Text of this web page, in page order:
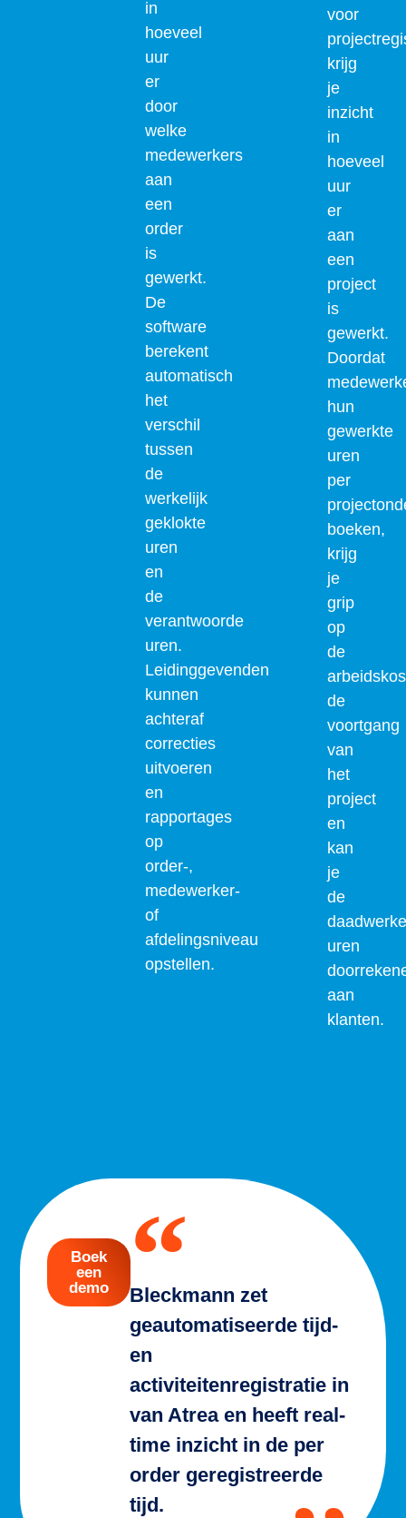
in
hoeveel
uur
er
door
welke
medewerkers
aan
een
order
is
gewerkt.
De
software
berekent
automatisch
het
verschil
tussen
de
werkelijk
geklokte
uren
en
de
verantwoorde
uren.
Leidinggevenden
kunnen
achteraf
correcties
uitvoeren
en
rapportages
op
order-,
medewerker-
of
afdelingsniveau
opstellen.
voor
krijg
je
inzicht
in
hoeveel
uur
er
aan
een
project
is
gewerkt.
Doordat
hun
gewerkte
uren
per
boeken,
krijg
je
grip
op
de
de
voortgang
van
het
project
en
kan
je
de
uren
aan
klanten.
Boek
een
demo
Bleckmann zet
geautomatiseerde tijd-
en
activiteitenregistratie in
van Atrea en heeft real-
time inzicht in de per
order geregistreerde
tijd.